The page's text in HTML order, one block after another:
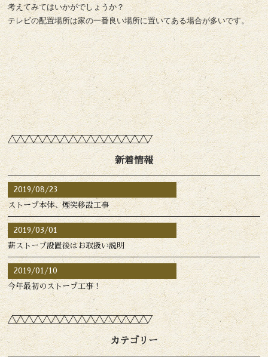
考えてみてはいかがでしょうか？
テレビの配置場所は家の一番良い場所に置いてある場合が多いです。
新着情報
2019/08/23
ストーブ本体、煙突移設工事
2019/03/01
薪ストーブ設置後はお取扱い説明
2019/01/10
今年最初のストーブ工事！
カテゴリー